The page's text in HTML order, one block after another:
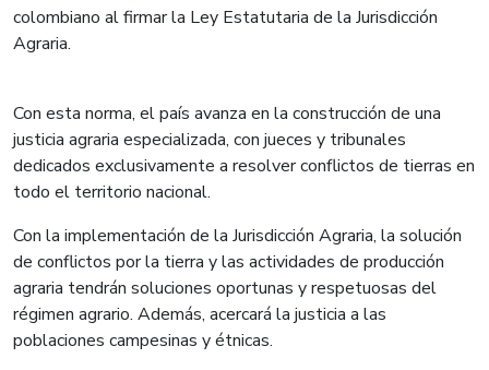
colombiano al firmar la Ley Estatutaria de la Jurisdicción
Agraria.
Con esta norma, el país avanza en la construcción de una
justicia agraria especializada, con jueces y tribunales
dedicados exclusivamente a resolver conflictos de tierras en
todo el territorio nacional.
Con la implementación de la Jurisdicción Agraria, la solución
de conflictos por la tierra y las actividades de producción
agraria tendrán soluciones oportunas y respetuosas del
régimen agrario. Además, acercará la justicia a las
poblaciones campesinas y étnicas.